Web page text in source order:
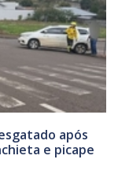
após
e picape